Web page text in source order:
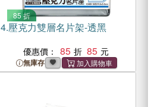
85 折
4.壓克力雙層名片架-透黑
優惠價： 85 85
無庫存